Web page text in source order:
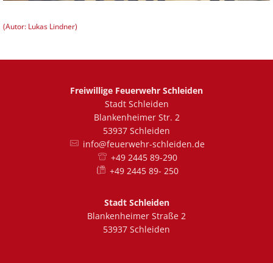
(Autor: Lukas Lindner)
Freiwillige Feuerwehr Schleiden
Stadt Schleiden
Blankenheimer Str. 2
53937 Schleiden
info@feuerwehr-schleiden.de
+49 2445 89-290
+49 2445 89- 250
Stadt Schleiden
Blankenheimer Straße 2
53937 Schleiden